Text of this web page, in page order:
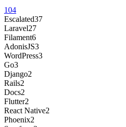
104
Escalated37
Laravel27
Filament6
AdonisJS3
WordPress3
Go3
Django2
Rails2
Docs2
Flutter2
React Native2
Phoenix2